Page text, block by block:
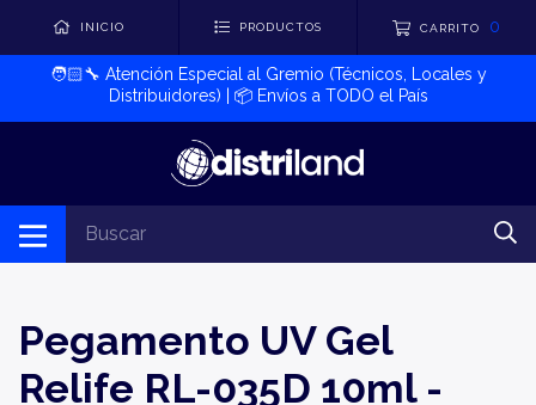
INICIO PRODUCTOS CARRITO 0
🧑🏻‍🔧​ Atención Especial al Gremio (Técnicos, Locales y
Distribuidores) | 📦​ Envíos a TODO el País
Pegamento UV Gel
Relife RL-035D 10ml -